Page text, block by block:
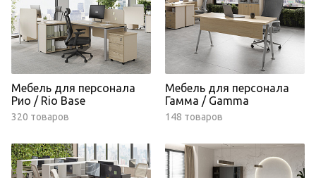
Мебель для персонала
Рио / Rio Base
320 товаров
Мебель для персонала
Гамма / Gamma
148 товаров